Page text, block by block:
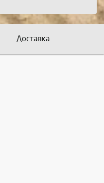
Доставка